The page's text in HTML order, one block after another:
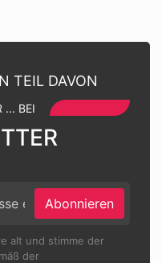
TEIL DAVON
... BEI
Abonnieren
alt und stimme der
der